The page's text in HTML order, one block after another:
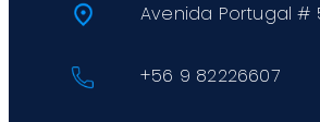
Avenida Portugal #
+56 9 82226607